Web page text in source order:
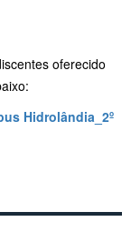
oferecido
Hidrolândia_2º